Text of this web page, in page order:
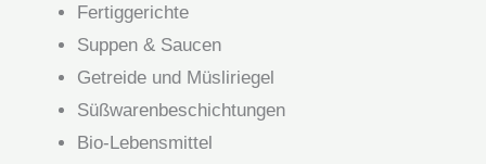
Fertiggerichte
Suppen & Saucen
Getreide und Müsliriegel
Süßwarenbeschichtungen
Bio-Lebensmittel